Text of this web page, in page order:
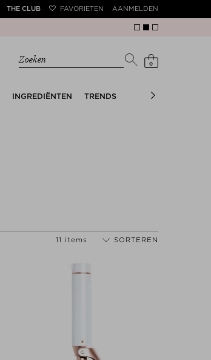
THE CLUB FAVORIETEN AANMELDEN
Zoeken 0
INGREDIËNTEN TRENDS THE SUMMER EDIT
11 items SORTEREN